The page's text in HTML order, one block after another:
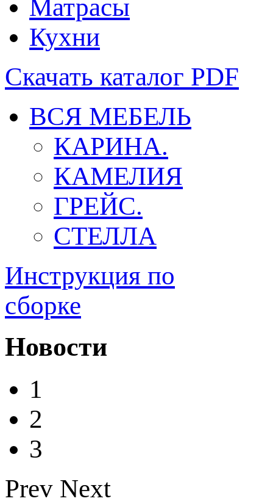
Матрасы
Кухни
Скачать каталог PDF
ВСЯ МЕБЕЛЬ
КАРИНА.
КАМЕЛИЯ
ГРЕЙС.
СТЕЛЛА
Инструкция по
сборке
Новости
1
2
3
Prev Next